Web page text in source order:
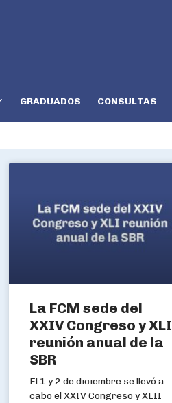
GRADUADOS CONSULTAS
La FCM sede del
XXIV Congreso y XLI
reunión anual de la
SBR
El 1 y 2 de diciembre se llevó a
cabo el XXIV Congreso y XLII